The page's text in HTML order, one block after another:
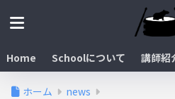
Home Schoolについて 講師紹
ホーム news